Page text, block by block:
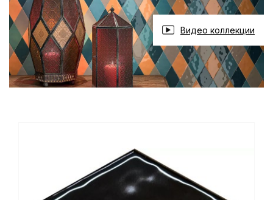
Видео коллекции